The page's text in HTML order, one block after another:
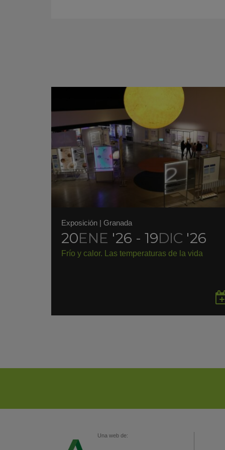
Exposición | Granada
20ENE '26 - 19DIC '26
Frío y calor. Las temperaturas de la vida
Una web de: